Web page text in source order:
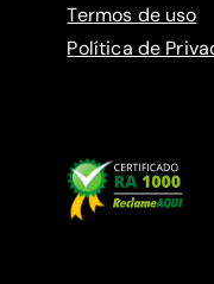
Termos de uso
Política de